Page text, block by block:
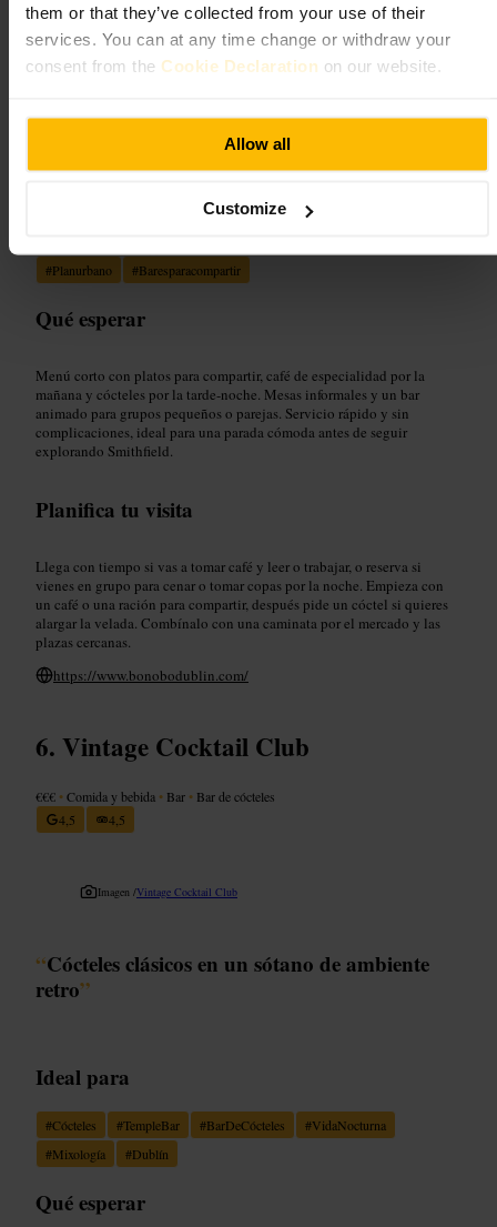
them or that they’ve collected from your use of their
services. You can at any time change or withdraw your
consent from the Cookie Declaration on our website.
Allow all
Customize
Imagen / Basil Lim
“Café, cócteles y ambiente desenfadado en el
#Planurbano #Baresparacompartir
Qué esperar
Menú corto con platos para compartir, café de especialidad por la
mañana y cócteles por la tarde-noche. Mesas informales y un bar
animado para grupos pequeños o parejas. Servicio rápido y sin
complicaciones, ideal para una parada cómoda antes de seguir
explorando Smithfield.
Planifica tu visita
Llega con tiempo si vas a tomar café y leer o trabajar, o reserva si
vienes en grupo para cenar o tomar copas por la noche. Empieza con
un café o una ración para compartir, después pide un cóctel si quieres
alargar la velada. Combínalo con una caminata por el mercado y las
plazas cercanas.
https://www.bonobodublin.com/
Vintage Cocktail Club
€€€ •Comida y bebida • Bar • Bar de cócteles
4,5
4,5
Imagen /Vintage Cocktail Club
“Cócteles clásicos en un sótano de ambiente
retro”
Ideal para
#Cócteles #TempleBar #BarDeCócteles #VidaNocturna
#Mixología #Dublín
Qué esperar